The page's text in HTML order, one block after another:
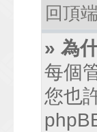
回頂端
» 為
每個
您也